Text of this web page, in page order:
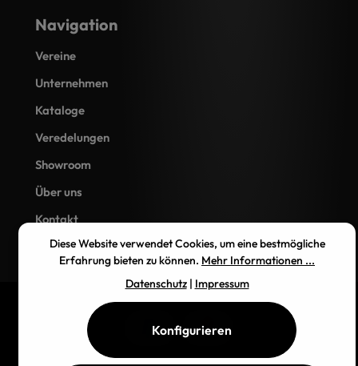
Navigation
Vereine
Unternehmen
Kataloge
Veredelungen
Showroom
Über uns
Kontakt
Diese Website verwendet Cookies, um eine bestmögliche
Erfahrung bieten zu können. Mehr Informationen ...
Datenschutz| Impressum
Konfigurieren